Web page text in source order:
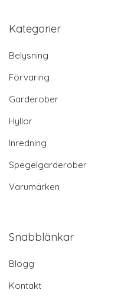
Kategorier
Belysning
Förvaring
Garderober
Hyllor
Inredning
Spegelgarderober
Varumärken
Snabblänkar
Blogg
Kontakt